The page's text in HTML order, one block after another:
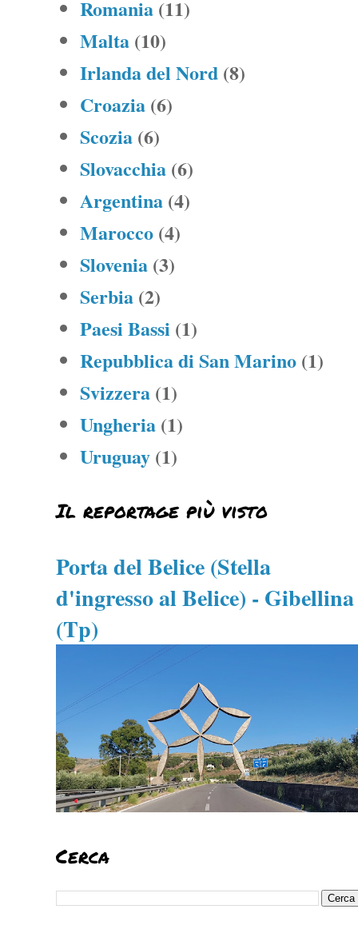
Romania (11)
Malta (10)
Irlanda del Nord (8)
Croazia (6)
Scozia (6)
Slovacchia (6)
Argentina (4)
Marocco (4)
Slovenia (3)
Serbia (2)
Paesi Bassi (1)
Repubblica di San Marino (1)
Svizzera (1)
Ungheria (1)
Uruguay (1)
Il reportage più visto
Porta del Belice (Stella
d'ingresso al Belice) - Gibellina
(Tp)
Cerca